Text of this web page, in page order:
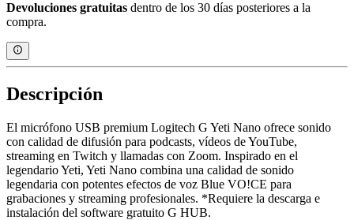
Devoluciones gratuitas dentro de los 30 días posteriores a la
compra.
Descripción
El micrófono USB premium Logitech G Yeti Nano ofrece sonido
con calidad de difusión para podcasts, vídeos de YouTube,
streaming en Twitch y llamadas con Zoom. Inspirado en el
legendario Yeti, Yeti Nano combina una calidad de sonido
legendaria con potentes efectos de voz Blue VO!CE para
grabaciones y streaming profesionales. *Requiere la descarga e
instalación del software gratuito G HUB.